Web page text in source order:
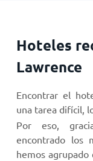
Hoteles
Lawrence
Encontrar el
una tarea difícil, lo
Por eso,
encontrado los
hemos agrupado